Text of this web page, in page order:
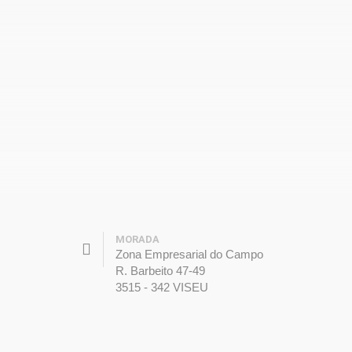
MORADA
Zona Empresarial do Campo
R. Barbeito 47-49
3515 - 342 VISEU